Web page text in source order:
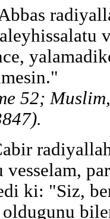
52;
vesselam,
ki: "Siz,
oldugunu